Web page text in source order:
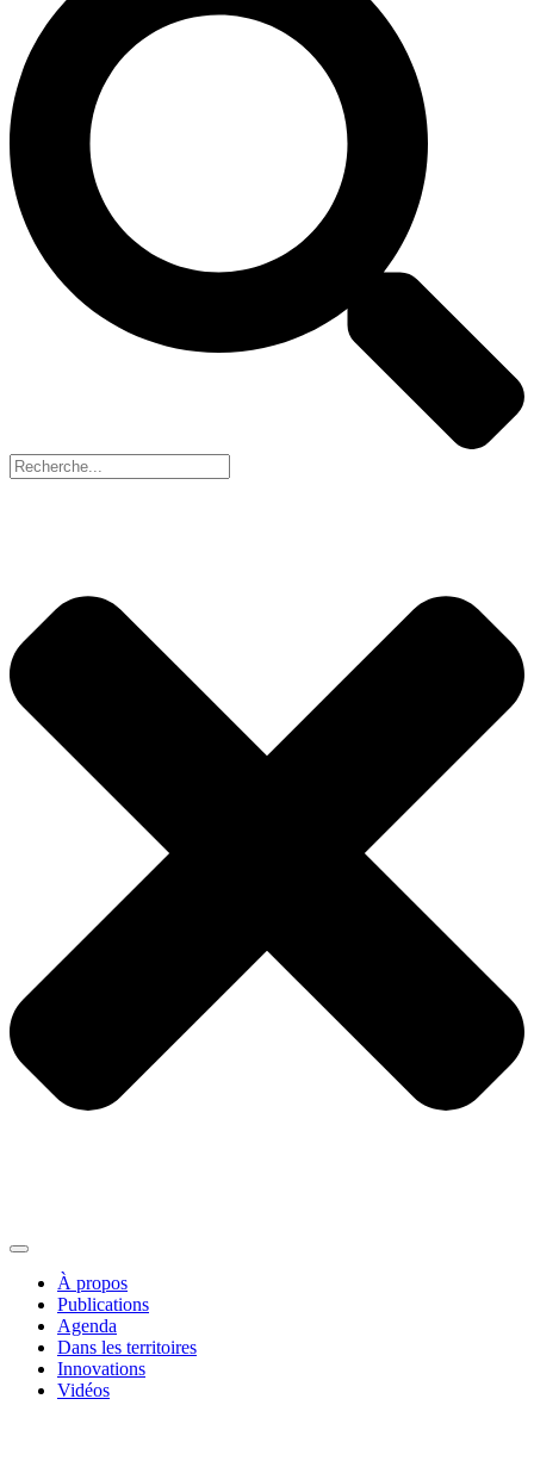
À propos
Publications
Agenda
Dans les territoires
Innovations
Vidéos